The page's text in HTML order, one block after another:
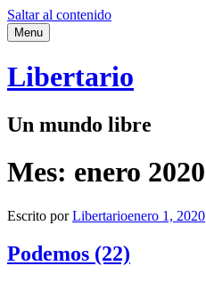
Saltar al contenido
Menu
Libertario
Un mundo libre
Mes: enero 2020
Escrito porLibertarioenero 1, 2020
Podemos (22)